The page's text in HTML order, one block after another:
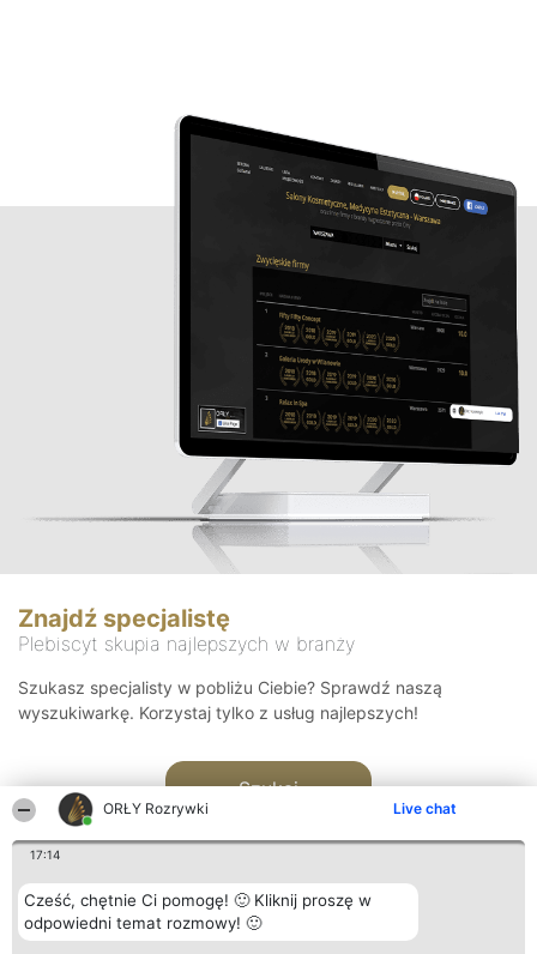
ORŁY Rozrywki Live chat
17:14
Cześć, chętnie Ci pomogę! 🙂 Kliknij proszę w
odpowiedni temat rozmowy! 🙂
Znajdź specjalistę
Plebiscyt skupia najlepszych w branży
Szukasz specjalisty w pobliżu Ciebie? Sprawdź naszą
wyszukiwarkę. Korzystaj tylko z usług najlepszych!
Szukaj